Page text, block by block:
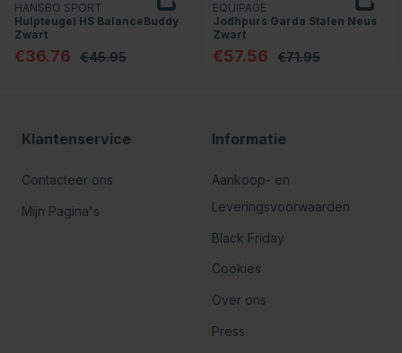
HANSBO SPORT
Hulpteugel HS BalanceBuddy
Zwart
€36.76 €45.95
EQUIPAGE
Jodhpurs Garda Stalen Neus
Zwart
€57.56 €71.95
Klantenservice
Contacteer ons
Mijn Pagina's
Informatie
Aankoop- en
Leveringsvoorwaarden
Black Friday
Cookies
Over ons
Press